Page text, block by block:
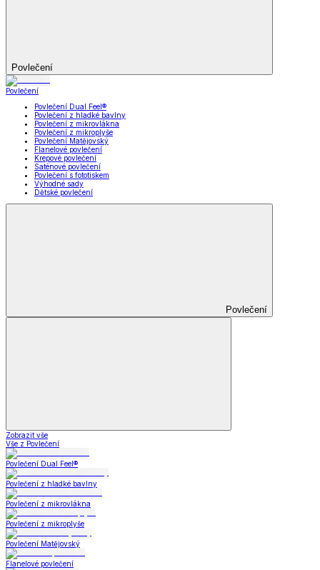
Povlečení
Povlečení
Povlečení Dual Feel®
Povlečení z hladké bavlny
Povlečení z mikrovlákna
Povlečení z mikroplyše
Povlečení Matějovský
Flanelové povlečení
Krepové povlečení
Saténové povlečení
Povlečení s fototiskem
Výhodné sady
Dětské povlečení
Povlečení
Zobrazit vše
Vše z Povlečení
Povlečení Dual Feel®
Povlečení z hladké bavlny
Povlečení z mikrovlákna
Povlečení z mikroplyše
Povlečení Matějovský
Flanelové povlečení